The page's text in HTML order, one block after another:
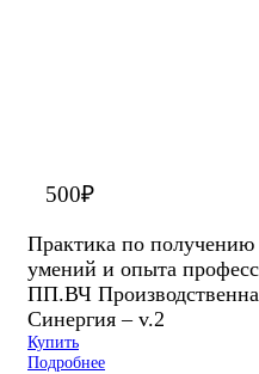
500₽
Практика по
умений и опыта
ПП.ВЧ
Синергия – v.2
Купить
Подробнее